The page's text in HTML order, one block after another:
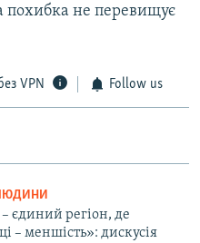
похибка не перевищує
VPN Follow us
єдиний регіон, де
– меншість»: дискусія